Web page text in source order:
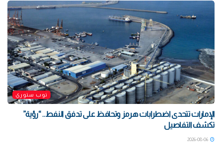
توب ستوري
الإمارات تتحدى اضطرابات هرمز وتحافظ على تدفق النفط.. “رؤية”
تكشف التفاصيل